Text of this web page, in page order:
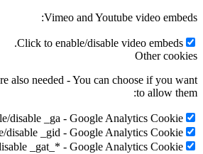
Vimeo and Youtube video embeds:
Click to enable/disable video embeds.
Other cookies
also needed - You can choose if you want
to allow them:
disable _ga - Google Analytics Cookie.
disable _gid - Google Analytics Cookie.
_gat_* - Google Analytics Cookie.